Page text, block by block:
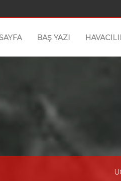
BAŞ YAZI